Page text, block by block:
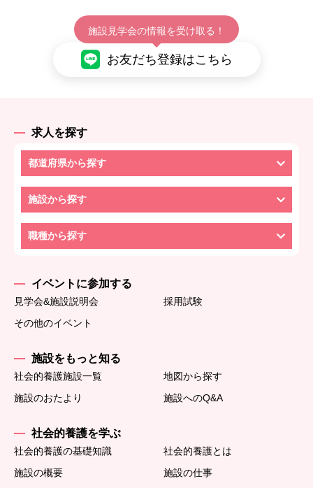
施設見学会の情報を受け取る！
お友だち登録はこちら
求人を探す
都道府県から探す
施設から探す
職種から探す
イベントに参加する
見学会&施設説明会
採用試験
その他のイベント
施設をもっと知る
社会的養護施設一覧
地図から探す
施設のおたより
施設へのQ&A
社会的養護を学ぶ
社会的養護の基礎知識
社会的養護とは
施設の概要
施設の仕事